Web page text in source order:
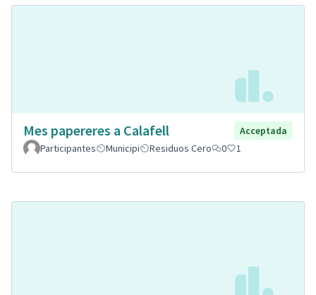
Mes papereres a Calafell
Acceptada
Participantes
Municipi Residuos Cero 0 1